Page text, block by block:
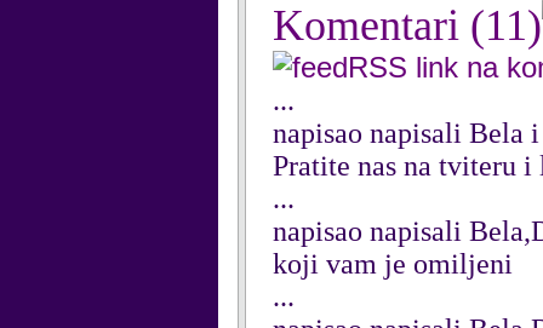
Komentari (11)
RSS link na
...
napisao napisali Bela
Pratite nas na tviteru
...
napisao napisali
koji vam je omiljeni
...